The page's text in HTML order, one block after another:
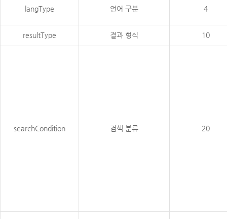
langType 언어 구분 4
resultType 결과 형식 10
searchCondition 검색 분류 20